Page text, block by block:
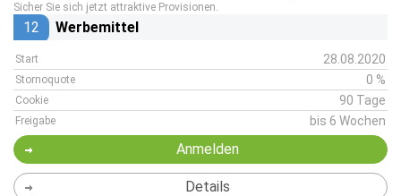
Sicher Sie sich jetzt attraktive Provisionen.
12 Werbemittel
Start 28.08.2020
Stornoquote 0 %
Cookie 90 Tage
Freigabe bis 6 Wochen
Anmelden
Details